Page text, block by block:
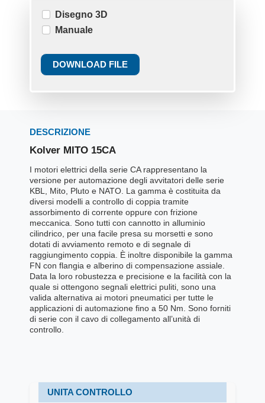
Disegno 3D
Manuale
DOWNLOAD FILE
DESCRIZIONE
Kolver MITO 15CA
I motori elettrici della serie CA rappresentano la
versione per automazione degli avvitatori delle serie
KBL, Mito, Pluto e NATO. La gamma è costituita da
diversi modelli a controllo di coppia tramite
assorbimento di corrente oppure con frizione
meccanica. Sono tutti con cannotto in alluminio
cilindrico, per una facile presa su morsetti e sono
dotati di avviamento remoto e di segnale di
raggiungimento coppia. È inoltre disponibile la gamma
FN con flangia e alberino di compensazione assiale.
Data la loro robustezza e precisione e la facilità con la
quale si ottengono segnali elettrici puliti, sono una
valida alternativa ai motori pneumatici per tutte le
applicazioni di automazione fino a 50 Nm. Sono forniti
di serie con il cavo di collegamento all’unità di
controllo.
UNITA CONTROLLO